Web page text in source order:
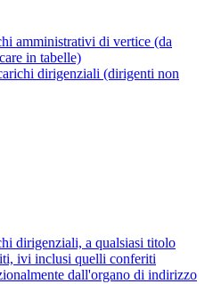
amministrativi di vertice (da
in tabelle)
dirigenziali (dirigenti non
dirigenziali, a qualsiasi titolo
ivi inclusi quelli conferiti
dall'organo di indirizzo